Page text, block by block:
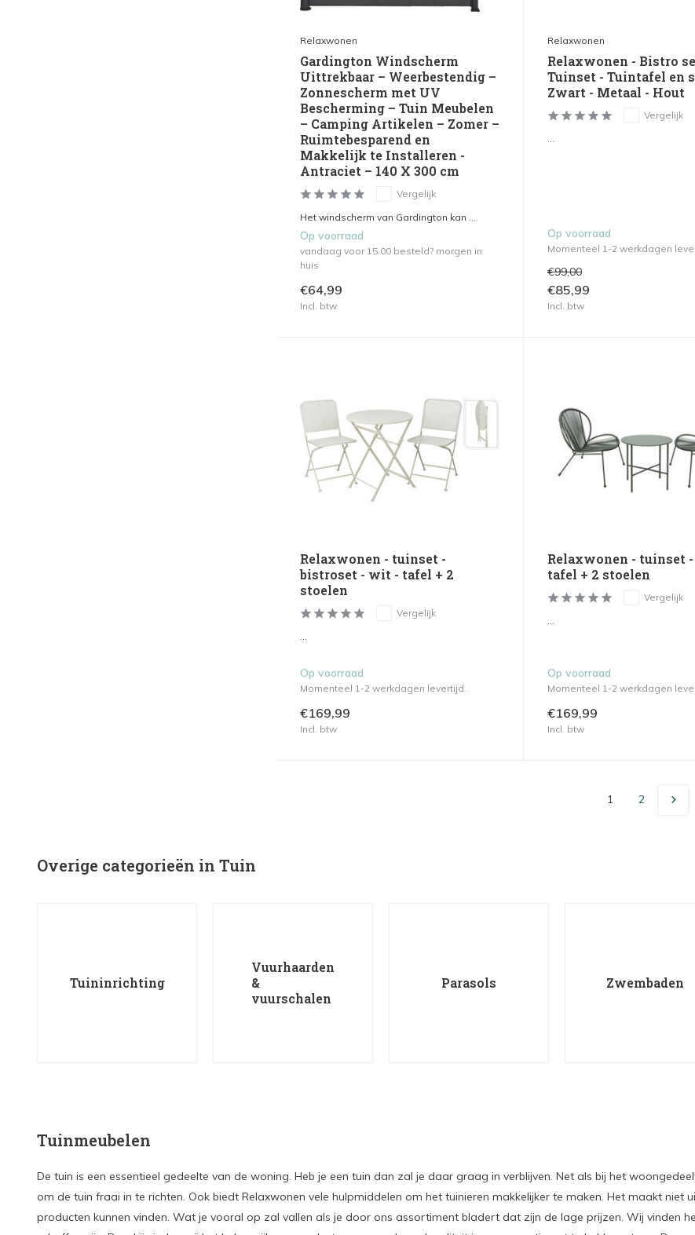
Relaxwonen
Gardington Windscherm
Uittrekbaar – Weerbestendig –
Zonnescherm met UV
Bescherming – Tuin Meubelen
– Camping Artikelen – Zomer –
Ruimtebesparend en
Makkelijk te Installeren -
Antraciet – 140 X 300 cm
Vergelijk
Het windscherm van Gardington kan ...
Op voorraad
vandaag voor 15.00 besteld? morgen in
huis
€64,99
Incl. btw
Relaxwonen
Relaxwonen - Bistro
Tuinset - Tuintafel en
Zwart - Metaal - Hout
Vergelijk
Op voorraad
Momenteel 1-2 werkdagen
€99,00
€85,99
Incl. btw
Relaxwonen - tuinset -
bistroset - wit - tafel + 2
stoelen
Vergelijk
Op voorraad
Momenteel 1-2 werkdagen levertijd.
€169,99
Incl. btw
Relaxwonen - tuinset
tafel + 2 stoelen
Vergelijk
Op voorraad
Momenteel 1-2 werkdagen
€169,99
Incl. btw
1 2
Overige categorieën in Tuin
Tuininrichting
Vuurhaarden
&
vuurschalen
Parasols Zwembaden
Tuinmeubelen
De tuin is een essentieel gedeelte van de woning. Heb je een tuin dan zal je daar graag in verblijven. Net als bij het
om de tuin fraai in te richten. Ook biedt Relaxwonen vele hulpmiddelen om het tuinieren makkelijker te maken. Het maakt niet
producten kunnen vinden. Wat je vooral op zal vallen als je door ons assortiment bladert dat zijn de lage prijzen. Wij vinden